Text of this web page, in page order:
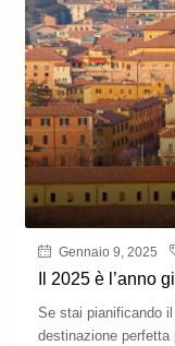
Gennaio 9, 2025
Il 2025 è l’anno
Se stai pianificando
destinazione perfetta